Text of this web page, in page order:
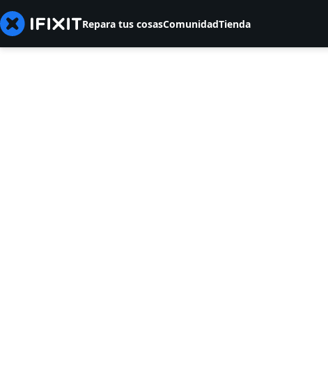
Repara tus cosasComunidadTienda